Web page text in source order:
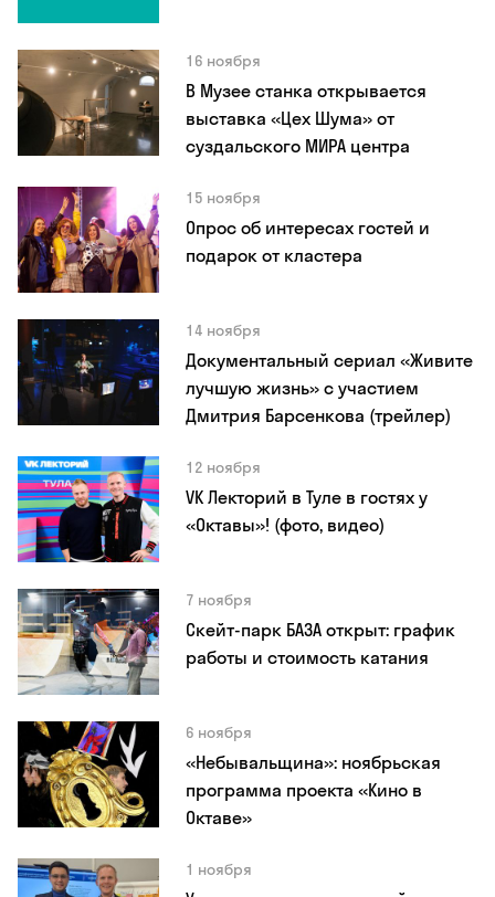
16 ноября
В Музее станка открывается
выставка «Цех Шума» от
суздальского МИРА центра
15 ноября
Опрос об интересах гостей и
подарок от кластера
14 ноября
Документальный сериал «Живите
лучшую жизнь» с участием
Дмитрия Барсенкова (трейлер)
12 ноября
VK Лекторий в Туле в гостях у
«Октавы»! (фото, видео)
7 ноября
Скейт-парк БАЗА открыт: график
работы и стоимость катания
6 ноября
«Небывальщина»: ноябрьская
программа проекта «Кино в
Октаве»
1 ноября